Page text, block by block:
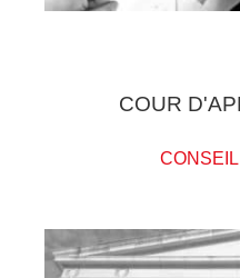
COUR
CONSEIL